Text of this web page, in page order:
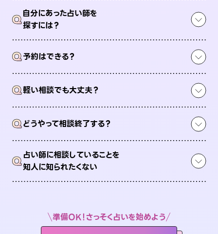
Q自分にあった占い師を
探すには？
Q予約はできる？
Q軽い相談でも大丈夫？
Qどうやって相談終了する？
Q占い師に相談していることを
知人に知られたくない
準備OK！さっそく占いを始めよう